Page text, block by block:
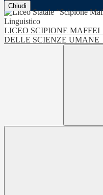
Chiudi
LICEO SCIPIONE MAFFEI
DELLE SCIENZE UMANE